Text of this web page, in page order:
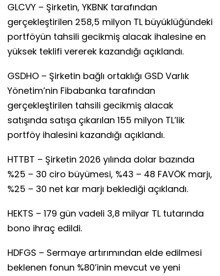
GLCVY – Şirketin, YKBNK tarafından
gerçekleştirilen 258,5 milyon TL büyüklüğündeki
portföyün tahsili gecikmiş alacak ihalesine en
yüksek teklifi vererek kazandığı açıklandı.
GSDHO – Şirketin bağlı ortaklığı GSD Varlık
Yönetim’nin Fibabanka tarafından
gerçekleştirilen tahsili gecikmiş alacak
satışında satışa çıkarılan 155 milyon TL’lik
portföy ihalesini kazandığı açıklandı.
HTTBT – Şirketin 2026 yılında dolar bazında
%25 – 30 ciro büyümesi, %43 – 48 FAVÖK marjı,
%25 – 30 net kar marjı beklediği açıklandı.
HEKTS – 179 gün vadeli 3,8 milyar TL tutarında
bono ihraç edildi.
HDFGS – Sermaye artırımından elde edilmesi
beklenen fonun %80’inin mevcut ve yeni